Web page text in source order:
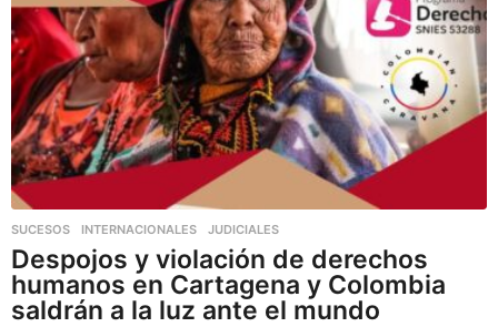
SUCESOS ,INTERNACIONALES ,JUDICIALES
Despojos y violación de derechos
humanos en Cartagena y Colombia
saldrán a la luz ante el mundo